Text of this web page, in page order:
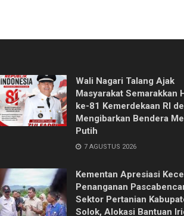
Wali Nagari Talang Ajak
Masyarakat Semarakkan
ke-81 Kemerdekaan RI
Mengibarkan Bendera
Putih
7 AGUSTUS 2026
Kementan Apresiasi
Penanganan
Sektor Pertanian
Solok, Alokasi Bantuan